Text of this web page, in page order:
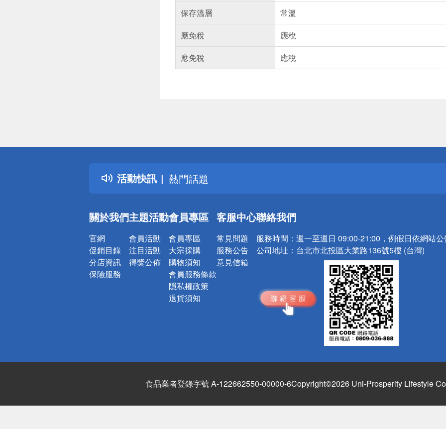
保存溫層
常溫
應免稅
應稅
應免稅
應稅
活動快訊
詐騙網頁！請小心！
得獎公告
熱門話題
銀行優惠
詐騙網頁！請小心！
關於我們
官網
促銷目錄
分店資訊
保險服務
主題活動
會員活動
注目活動
得獎公佈
會員專區
會員專區
大宗採購
購物須知
會員服務條款
隱私權政策
退貨須知
客服中心
常見問題
服務公告
意見信箱
聯絡我們
服務時間： 週一至週日 09:00-21:00，例假日依網站
公司地址： 台北市北投區大業路136號5樓 (台灣)
食品業者登錄字號 A-122662550-00000-6Copyright©2026 Uni-Prosperity Lifestyle